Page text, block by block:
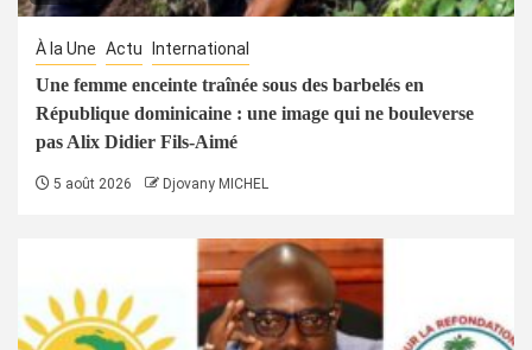
À la Une Actu International
Une femme enceinte traînée sous des barbelés en
République dominicaine : une image qui ne bouleverse
pas Alix Didier Fils-Aimé
5 août 2026 Djovany MICHEL